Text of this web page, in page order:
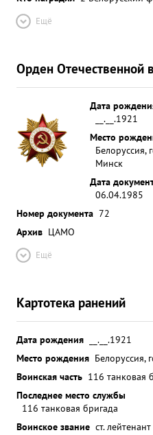
Ещё
Орден Отечественной
Дата
__.__.1921
Место
Белоруссия,
Минск
Дата
06.04.1985
Номер документа 72
Архив ЦАМО
Ещё
Картотека ранений
Дата рождения
__.__.1921
Место рождения Белоруссия,
Воинская часть 116 танковая
Последнее место службы
116 танковая бригада
Воинское звание ст. лейтенант